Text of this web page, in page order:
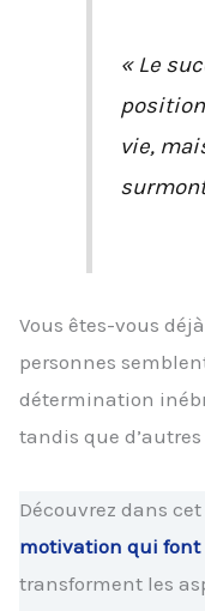
« Le
vie,
Vous êtes-vous
personnes
détermination
tandis que
Découvrez dans
motivation qui font
transforment les